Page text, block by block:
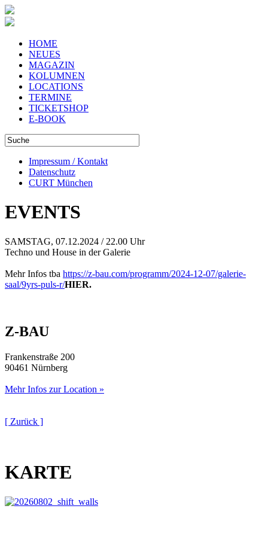
HOME
NEUES
MAGAZIN
KOLUMNEN
LOCATIONS
TERMINE
TICKETSHOP
E-BOOK
Impressum / Kontakt
Datenschutz
CURT München
EVENTS
SAMSTAG, 07.12.2024 / 22.00 Uhr
Techno und House in der Galerie
Mehr Infos tba https://z-bau.com/programm/2024-12-07/galerie-
saal/9yrs-puls-r/HIER.
Z-BAU
Frankenstraße 200
90461 Nürnberg
Mehr Infos zur Location »
[ Zurück ]
KARTE